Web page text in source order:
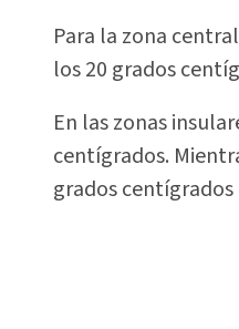
Para la zona
los 20 grados
En las zonas
centígrados.
grados